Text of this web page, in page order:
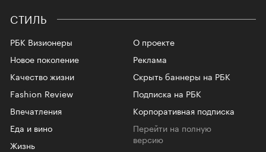
СТИЛЬ
РБК Визионеры
Новое поколение
Качество жизни
Fashion Review
Впечатления
Еда и вино
Жизнь
О проекте
Реклама
Скрыть баннеры на РБК
Подписка на РБК
Корпоративная подписка
Перейти на полную
версию